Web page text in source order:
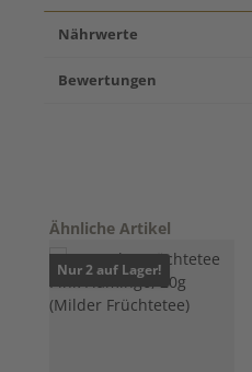
Nährwerte
Bewertungen
Produktgalerie überspringen
Ähnliche Artikel
Nur 2 auf Lager!